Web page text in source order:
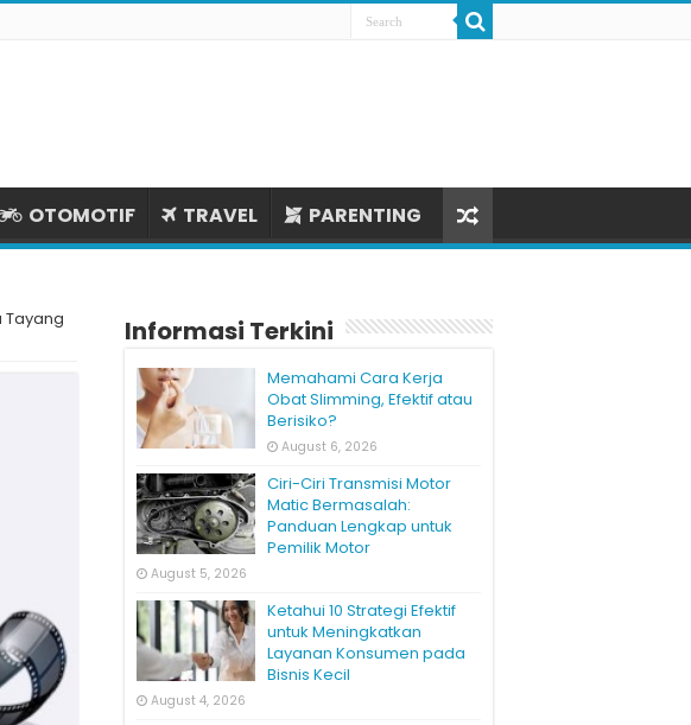
OTOMOTIF TRAVEL PARENTING
Tayang
Informasi Terkini
Memahami Cara Kerja
Obat Slimming, Efektif atau
Berisiko?
August 6, 2026
Ciri-Ciri Transmisi Motor
Matic Bermasalah:
Panduan Lengkap untuk
Pemilik Motor
August 5, 2026
Ketahui 10 Strategi Efektif
untuk Meningkatkan
Layanan Konsumen pada
Bisnis Kecil
August 4, 2026